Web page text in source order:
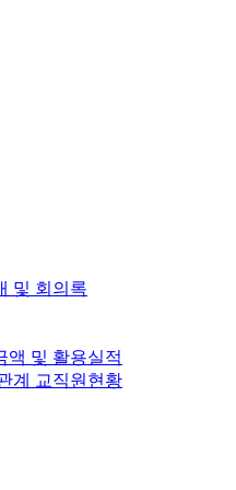
및 회의록
액 및 활용실적
계 교직원현황